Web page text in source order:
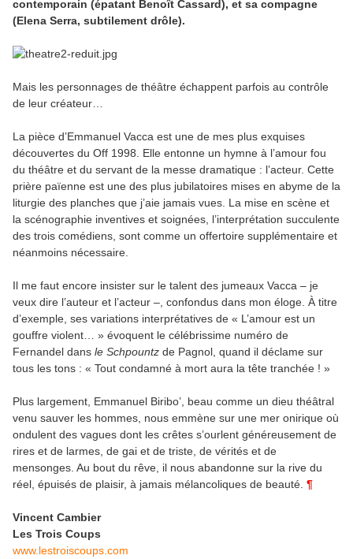
contemporain (épatant Benoît Cassard), et sa compagne
(Elena Serra, subtilement drôle).
Mais les personnages de théâtre échappent parfois au contrôle
de leur créateur…
La pièce d’Emmanuel Vacca est une de mes plus exquises
découvertes du Off 1998. Elle entonne un hymne à l’amour fou
du théâtre et du servant de la messe dramatique : l’acteur. Cette
prière païenne est une des plus jubilatoires mises en abyme de la
liturgie des planches que j’aie jamais vues. La mise en scène et
la scénographie inventives et soignées, l’interprétation succulente
des trois comédiens, sont comme un offertoire supplémentaire et
néanmoins nécessaire.
Il me faut encore insister sur le talent des jumeaux Vacca – je
veux dire l’auteur et l’acteur –, confondus dans mon éloge. À titre
d’exemple, ses variations interprétatives de « L’amour est un
gouffre violent… » évoquent le célébrissime numéro de
Fernandel dans le Schpountz de Pagnol, quand il déclame sur
tous les tons : « Tout condamné à mort aura la tête tranchée ! »
Plus largement, Emmanuel Biribo’, beau comme un dieu théâtral
venu sauver les hommes, nous emmène sur une mer onirique où
ondulent des vagues dont les crêtes s’ourlent généreusement de
rires et de larmes, de gai et de triste, de vérités et de
mensonges. Au bout du rêve, il nous abandonne sur la rive du
réel, épuisés de plaisir, à jamais mélancoliques de beauté. ¶
Vincent Cambier
Les Trois Coups
www.lestroiscoups.com